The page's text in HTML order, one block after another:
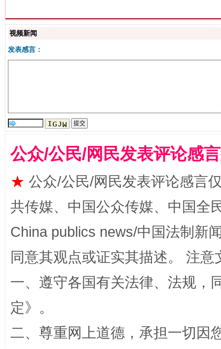
揭批美国五大"原罪" "炒
视频新闻
发表感言：
公众/公民/网民发表评论感
★ 公众/公民/网民发表评论感言
共传媒、中国公众传媒、中国全
China publics news/中国法制新
同意其观点或证实其描述。 注
一、遵守各国有关法律、法规，
定》。
二、尊重网上道德，承担一切因